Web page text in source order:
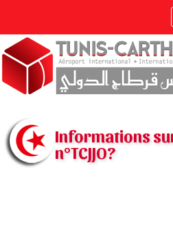
Informations
n°TCJJO?